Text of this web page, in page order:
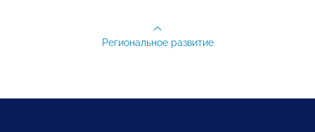
Региональное развитие